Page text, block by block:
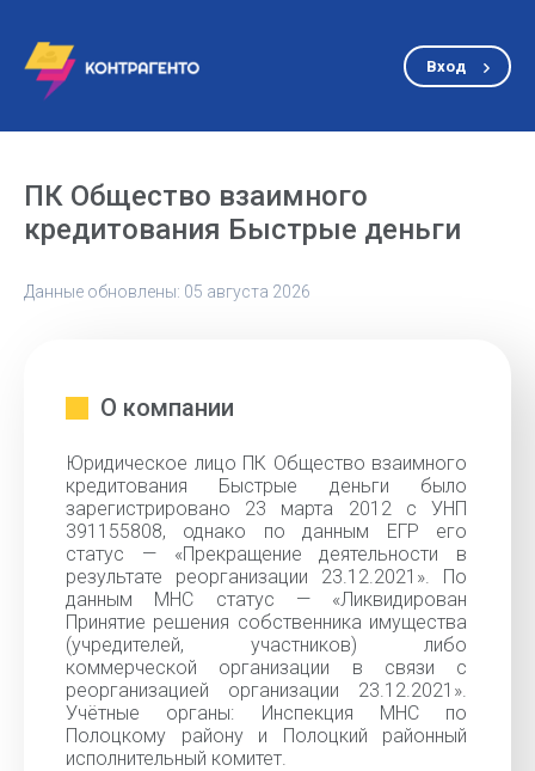
Вход
ПК Общество взаимного
кредитования Быстрые деньги
Данные обновлены: 05 августа 2026
О компании
Юридическое лицо ПК Общество взаимного
кредитования Быстрые деньги было
зарегистрировано 23 марта 2012 с УНП
391155808, однако по данным ЕГР его
статус — «Прекращение деятельности в
результате реорганизации 23.12.2021». По
данным МНС статус — «Ликвидирован
Принятие решения собственника имущества
(учредителей, участников) либо
коммерческой организации в связи с
реорганизацией организации 23.12.2021».
Учётные органы: Инспекция МНС по
Полоцкому району и Полоцкий районный
исполнительный комитет.